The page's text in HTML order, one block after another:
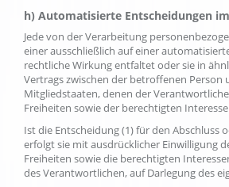
h) Automatisierte Entscheidungen
Jede von der Verarbeitung
einer ausschließlich auf einer
rechtliche Wirkung entfaltet oder sie in
Vertrags zwischen der betroffenen
Mitgliedstaaten, denen der
Freiheiten sowie der berechtigten
Ist die Entscheidung (1) für den
erfolgt sie mit ausdrücklicher Einwilligung
Freiheiten sowie die berechtigten
des Verantwortlichen, auf Darlegung des